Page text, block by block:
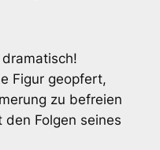
Figur geopfert,
zu befreien
den Folgen seines